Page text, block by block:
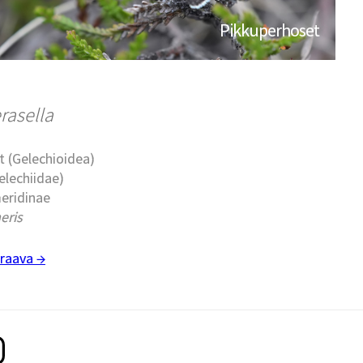
Pikkuperhoset
(Gelechioidea)
→